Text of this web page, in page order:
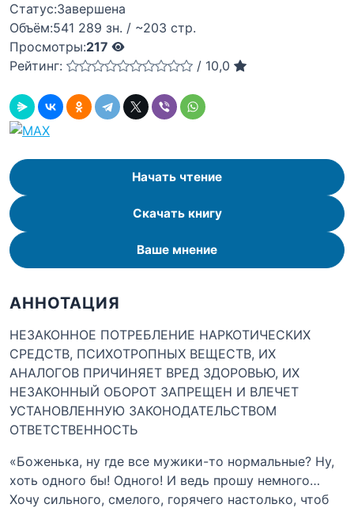
Статус:Завершена
Объём:541 289 зн. / ~203 стр.
Просмотры:217
Рейтинг:
/ 10,0
Начать чтение
Скачать книгу
Ваше мнение
АННОТАЦИЯ
НЕЗАКОННОЕ ПОТРЕБЛЕНИЕ НАРКОТИЧЕСКИХ
СРЕДСТВ, ПСИХОТРОПНЫХ ВЕЩЕСТВ, ИХ
АНАЛОГОВ ПРИЧИНЯЕТ ВРЕД ЗДОРОВЬЮ, ИХ
НЕЗАКОННЫЙ ОБОРОТ ЗАПРЕЩЕН И ВЛЕЧЕТ
УСТАНОВЛЕННУЮ ЗАКОНОДАТЕЛЬСТВОМ
ОТВЕТСТВЕННОСТЬ
«Боженька, ну где все мужики-то нормальные? Ну,
хоть одного бы! Одного! И ведь прошу немного…
Хочу сильного, смелого, горячего настолько, чтоб